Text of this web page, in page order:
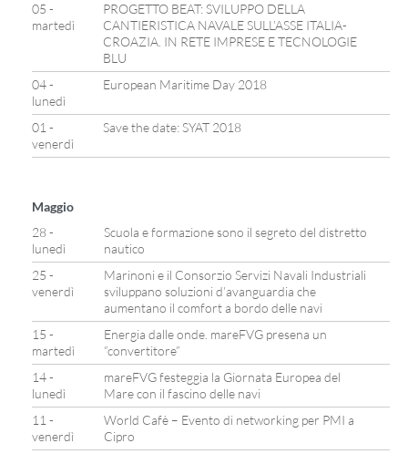
05 -
martedì
PROGETTO BEAT: SVILUPPO DELLA
CANTIERISTICA NAVALE SULL’ASSE ITALIA-
CROAZIA. IN RETE IMPRESE E TECNOLOGIE
BLU
04 -
lunedì
European Maritime Day 2018
01 -
venerdì
Save the date: SYAT 2018
Maggio
28 -
lunedì
Scuola e formazione sono il segreto del distretto
nautico
25 -
venerdì
Marinoni e il Consorzio Servizi Navali Industriali
sviluppano soluzioni d’avanguardia che
aumentano il comfort a bordo delle navi
15 -
martedì
Energia dalle onde. mareFVG presena un
“convertitore”
14 -
lunedì
mareFVG festeggia la Giornata Europea del
Mare con il fascino delle navi
11 -
venerdì
World Cafè – Evento di networking per PMI a
Cipro